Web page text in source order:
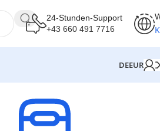
24-Stunden-Support
+43 660 491 7716
DEEUR